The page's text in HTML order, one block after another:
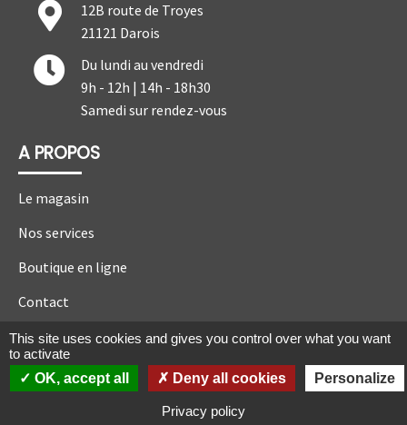
12B route de Troyes
21121 Darois
Du lundi au vendredi
9h - 12h | 14h - 18h30
Samedi sur rendez-vous
A PROPOS
Le magasin
Nos services
Boutique en ligne
Contact
Mentions légales
Préférences cookies
Mentions légales|Création de site internet Calico
This site uses cookies and gives you control over what you want
to activate
OK, accept all
Deny all cookies Personalize
Privacy policy